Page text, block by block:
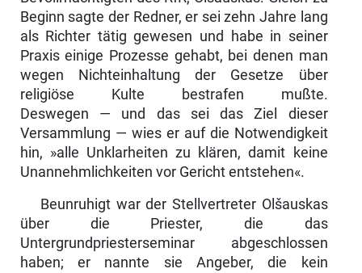
Beginn sagte der Redner, er sei zehn Jahre lang
als Richter tätig gewesen und habe in seiner
Praxis einige Prozesse gehabt, bei denen man
wegen Nichteinhaltung der Gesetze über
religiöse Kulte bestrafen mußte.
Deswegen — und das sei das Ziel dieser
Versammlung — wies er auf die Notwendig­keit
hin, »alle Unklarheiten zu klären, damit keine
Unannehmlichkeiten vor Gericht entstehen«.
Beunruhigt war der Stellvertreter Olšauskas
über die Priester, die das
Untergrundpriesterseminar abgeschlossen
haben; er nannte sie Angeber, die kein